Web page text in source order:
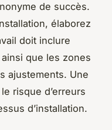
de succès.
élaborez
doit inclure
que les zones
ajustements. Une
risque d’erreurs
d’installation.